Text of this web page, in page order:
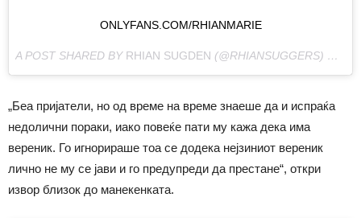
ONLYFANS.COM/RHIANMARIE
A POST SHARED BY RHIAN SUGDEN (@RHIANSUGGERS) ON
„Беа пријатели, но од време на време знаеше да и испраќа
недолични пораки, иако повеќе пати му кажа дека има
вереник. Го игнорираше тоа се додека нејзиниот вереник
лично не му се јави и го предупреди да престане“, откри
извор близок до манекенката.